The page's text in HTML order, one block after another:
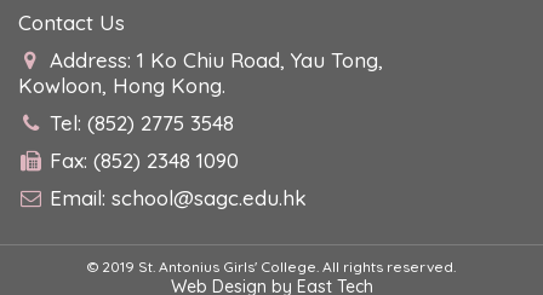
Contact Us
Address: 1 Ko Chiu Road, Yau Tong,
Kowloon, Hong Kong.
Tel: (852) 2775 3548
Fax: (852) 2348 1090
Email: school@sagc.edu.hk
© 2019 St. Antonius Girls' College. All rights reserved.
Web Design by East Tech